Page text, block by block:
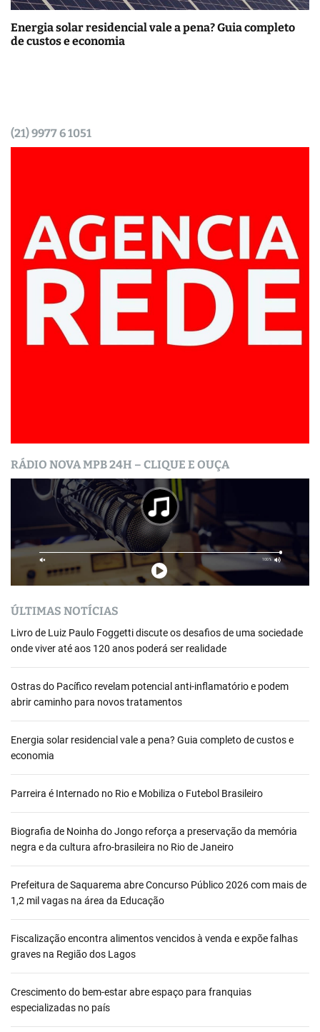
Energia solar residencial vale a pena? Guia completo
de custos e economia
(21) 9977 6 1051
RÁDIO NOVA MPB 24H – CLIQUE E OUÇA
ÚLTIMAS NOTÍCIAS
Livro de Luiz Paulo Foggetti discute os desafios de uma sociedade
onde viver até aos 120 anos poderá ser realidade
Ostras do Pacífico revelam potencial anti-inflamatório e podem
abrir caminho para novos tratamentos
Energia solar residencial vale a pena? Guia completo de custos e
economia
Parreira é Internado no Rio e Mobiliza o Futebol Brasileiro
Biografia de Noinha do Jongo reforça a preservação da memória
negra e da cultura afro-brasileira no Rio de Janeiro
Prefeitura de Saquarema abre Concurso Público 2026 com mais de
1,2 mil vagas na área da Educação
Fiscalização encontra alimentos vencidos à venda e expõe falhas
graves na Região dos Lagos
Crescimento do bem-estar abre espaço para franquias
especializadas no país